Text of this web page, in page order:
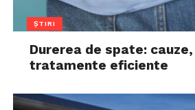
ȘTIRI
Durerea de spate:
tratamente eficiente